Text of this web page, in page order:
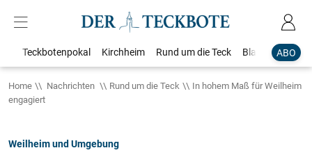
ABO
Teckbotenpokal Kirchheim Rund um die Teck Blaulicht
Home Nachrichten Rund um die Teck
In hohem Maß für Weilheim
engagiert
Weilheim und Umgebung